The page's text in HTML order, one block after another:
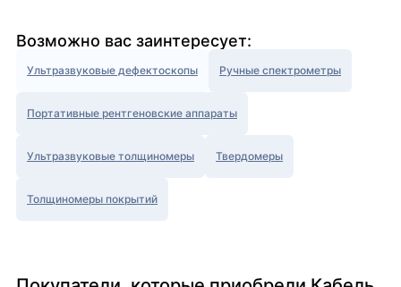
Возможно вас заинтересует:
Ультразвуковые дефектоскопы Ручные спектрометры
Портативные рентгеновские аппараты
Ультразвуковые толщиномеры Твердомеры
Толщиномеры покрытий